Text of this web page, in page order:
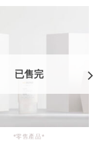
已售完
*零售產品*